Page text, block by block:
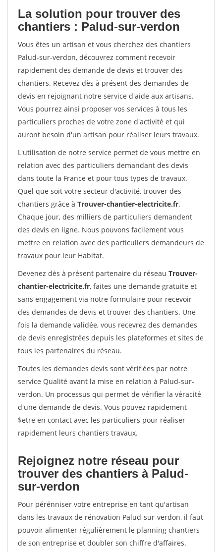
La solution pour trouver des
chantiers : Palud-sur-verdon
Vous êtes un artisan et vous cherchez des chantiers
Palud-sur-verdon, découvrez comment recevoir
rapidement des demande de devis et trouver des
chantiers. Recevez dès à présent des demandes de
devis en rejoignant notre service d'aide aux artisans.
Vous pourrez ainsi proposer vos services à tous les
particuliers proches de votre zone d'activité et qui
auront besoin d'un artisan pour réaliser leurs travaux.
L'utilisation de notre service permet de vous mettre en
relation avec des particuliers demandant des devis
dans toute la France et pour tous types de travaux.
Quel que soit votre secteur d'activité, trouver des
chantiers grâce à Trouver-chantier-electricite.fr.
Chaque jour, des milliers de particuliers demandent
des devis en ligne. Nous pouvons facilement vous
mettre en relation avec des particuliers demandeurs de
travaux pour leur Habitat.
Devenez dès à présent partenaire du réseau Trouver-
chantier-electricite.fr, faites une demande gratuite et
sans engagement via notre formulaire pour recevoir
des demandes de devis et trouver des chantiers. Une
fois la demande validée, vous recevrez des demandes
de devis enregistrées depuis les plateformes et sites de
tous les partenaires du réseau.
Toutes les demandes devis sont vérifiées par notre
service Qualité avant la mise en relation à Palud-sur-
verdon. Un processus qui permet de vérifier la véracité
d'une demande de devis. Vous pouvez rapidement
$etre en contact avec les particuliers pour réaliser
rapidement leurs chantiers travaux.
Rejoignez notre réseau pour
trouver des chantiers à Palud-
sur-verdon
Pour pérénniser votre entreprise en tant qu'artisan
dans les travaux de rénovation Palud-sur-verdon, il faut
pouvoir alimenter régulièrement le planning chantiers
de son entreprise et doubler son chiffre d'affaires.